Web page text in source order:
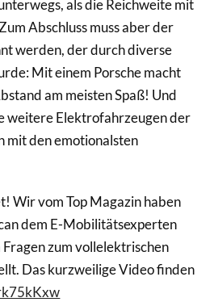
als die Reichweite mit
Abschluss muss aber der
werden, der durch diverse
Mit einem Porsche macht
am meisten Spaß! Und
weitere Elektrofahrzeugen der
mit den emotionalsten
Wir vom Top Magazin haben
dem E-Mobilitätsexperten
zum vollelektrischen
Das kurzweilige Video finden